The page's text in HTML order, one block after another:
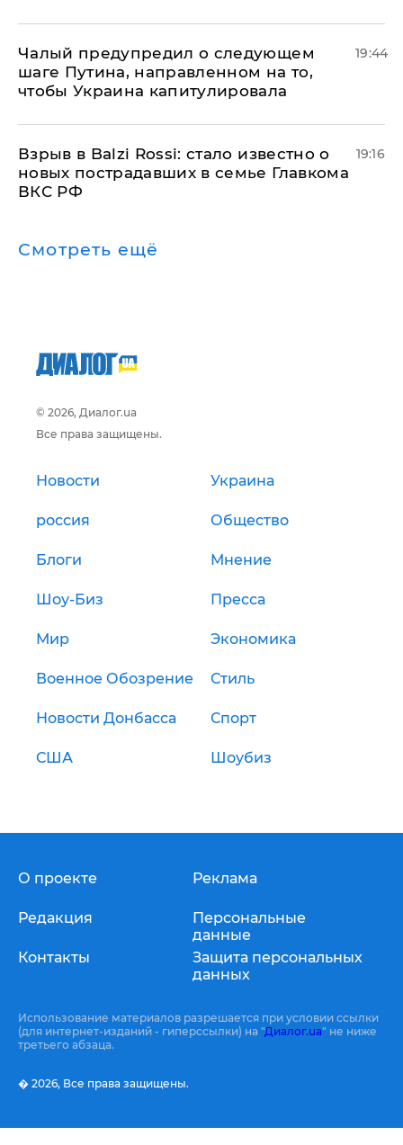
Чалый предупредил о следующем
шаге Путина, направленном на то,
чтобы Украина капитулировала
19:44
Взрыв в Balzi Rossi: стало известно о
новых пострадавших в семье Главкома
ВКС РФ
19:16
Смотреть ещё
© 2026, Диалог.ua
Все права защищены.
Новости Украина
россия Общество
Блоги Мнение
Шоу-Биз Пресса
Мир Экономика
Военное Обозрение Стиль
Новости Донбасса Спорт
США Шоубиз
О проекте
Редакция
Контакты
Реклама
Персональные
данные
Защита персональных
данных
Использование материалов разрешается при условии ссылки
(для интернет-изданий - гиперссылки) на "Диалог.ua" не ниже
третьего абзаца.
� 2026, Все права защищены.